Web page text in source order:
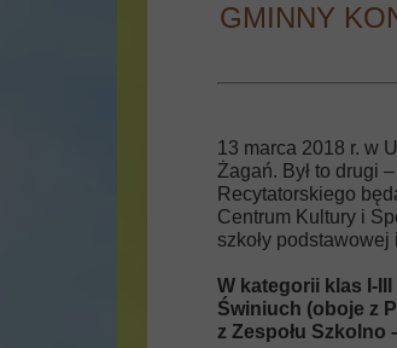
13 marca 2018 r. w
Żagań. Był to drugi
Recytatorskiego
Centrum Kultury i
szkoły
W kategorii klas I-
Świniuch (oboje z
z Zespołu
GMINNY